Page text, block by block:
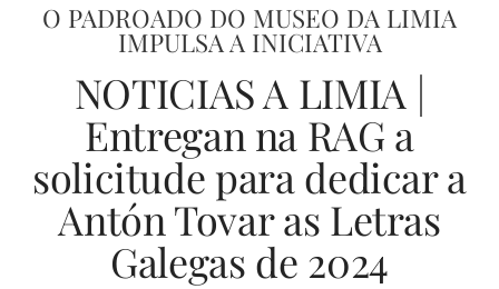
O PADROADO DO MUSEO DA LIMIA
IMPULSA A INICIATIVA
NOTICIAS A LIMIA |
Entregan na RAG a
solicitude para dedicar a
Antón Tovar as Letras
Galegas de 2024